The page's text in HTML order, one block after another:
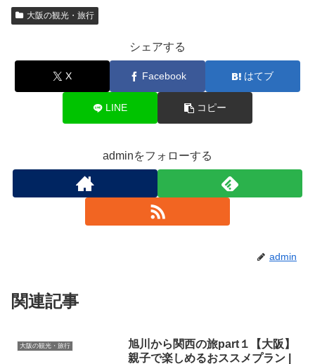
大阪の観光・旅行
シェアする
X Facebook はてブ
LINE コピー
adminをフォローする
admin
関連記事
大阪の観光・旅行 旭川から関西の旅part１【大阪 】
親子で楽しめるおススメプラン |